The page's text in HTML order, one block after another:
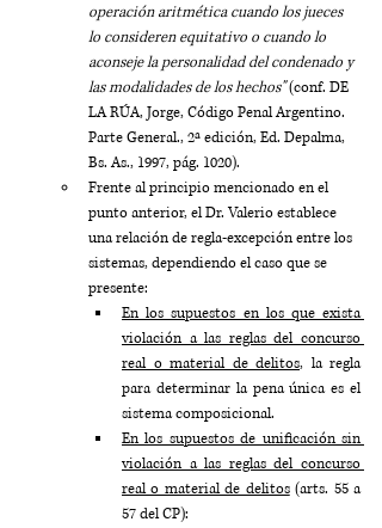
operación aritmética cuando los jueces
lo consideren equitativo o cuando lo
aconseje la personalidad del condenado y
las modalidades de los hechos" (conf. DE
LA RÚA, Jorge, Código Penal Argentino.
Parte General., 2ª edición, Ed. Depalma,
Bs. As., 1997, pág. 1020).
Frente al principio mencionado en el
punto anterior, el Dr. Valerio establece
una relación de regla-excepción entre los
sistemas, dependiendo el caso que se
presente:
En los supuestos en los que exista
violación a las reglas del concurso
real o material de delitos, la regla
para determinar la pena única es el
sistema composicional.
En los supuestos de unificación sin
violación a las reglas del concurso
real o material de delitos (arts. 55 a
57 del CP):